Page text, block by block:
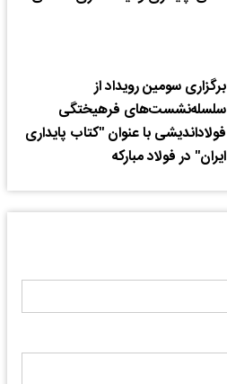
برگزاری سومین رویداد از
سلسله‌نشست‌های فرهیختگی
فولاداندیشی با عنوان "کتاب پایداری
ایران" در فولاد مبارکه